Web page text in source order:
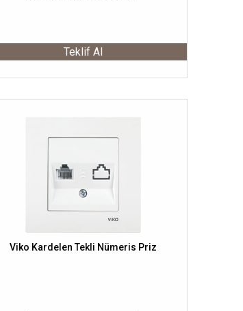
Teklif Al
Viko Kardelen Tekli Nümeris Priz